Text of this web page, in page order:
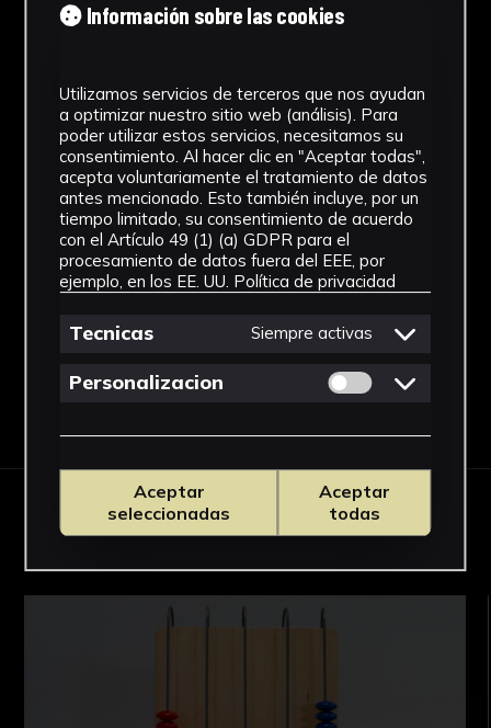
SF
Técnica
Tallada
Materiales
Vidrio
Ver más
OBRAS RELACIONADAS
Información sobre las cookies
Utilizamos servicios de terceros que nos ayudan
a optimizar nuestro sitio web (análisis). Para
poder utilizar estos servicios, necesitamos su
consentimiento. Al hacer clic en "Aceptar todas",
acepta voluntariamente el tratamiento de datos
antes mencionado. Esto también incluye, por un
tiempo limitado, su consentimiento de acuerdo
con el Artículo 49 (1) (a) GDPR para el
procesamiento de datos fuera del EEE, por
ejemplo, en los EE. UU. Política de privacidad
Tecnicas Siempre activas
Personalizacion Permitir cookies
Aceptar
seleccionadas
Aceptar
todas